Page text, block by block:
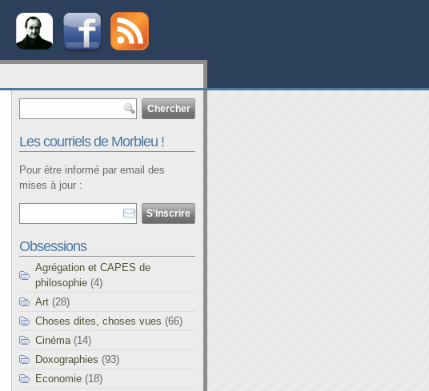
Les courriels de Morbleu !
Pour être informé par email des
mises à jour :
Obsessions
Agrégation et CAPES de
philosophie (4)
Art (28)
Choses dites, choses vues (66)
Cinéma (14)
Doxographies (93)
Economie (18)